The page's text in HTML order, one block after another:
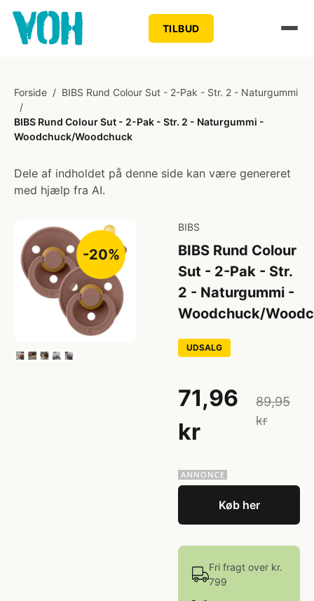
TILBUD
Forside / BIBS Rund Colour Sut - 2-Pak - Str. 2 - Naturgummi
/
BIBS Rund Colour Sut - 2-Pak - Str. 2 - Naturgummi -
Woodchuck/Woodchuck
Dele af indholdet på denne side kan være genereret
med hjælp fra AI.
-20%
BIBS
BIBS Rund Colour
Sut - 2-Pak - Str.
2 - Naturgummi -
Woodchuck/
UDSALG
71,96
kr
89,95
kr
Køb her
Fri fragt over kr.
799